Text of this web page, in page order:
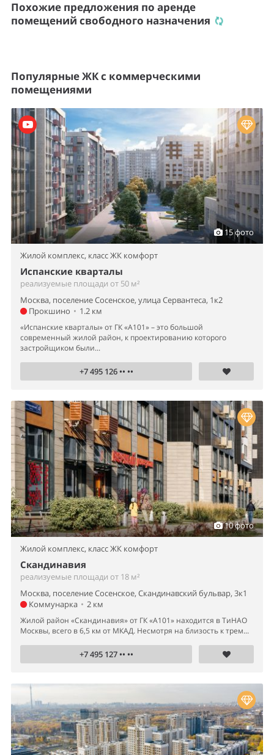
Похожие предложения по аренде
помещений свободного назначения
Популярные ЖК с коммерческими
помещениями
15 фото
Жилой комплекс, класс ЖК комфорт
Испанские кварталы
реализуемые площади от 50 м²
Москва, поселение Сосенское, улица Сервантеса, 1к2
Прокшино • 1.2 км
«Испанские кварталы» от ГК «А101» – это большой
современный жилой район, к проектированию которого
застройщиком были...
+7 495 126 •• ••
10 фото
Жилой комплекс, класс ЖК комфорт
Скандинавия
реализуемые площади от 18 м²
Москва, поселение Сосенское, Скандинавский бульвар, 3к1
Коммунарка • 2 км
Жилой район «Скандинавия» от ГК «А101» находится в ТиНАО
Москвы, всего в 6,5 км от МКАД. Несмотря на близость к трем...
+7 495 127 •• ••